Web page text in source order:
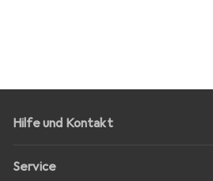
Hilfe und Kontakt
Service